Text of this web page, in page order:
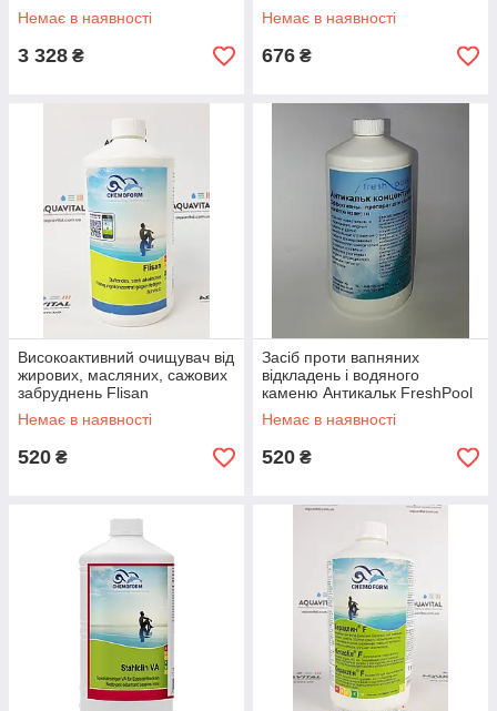
Немає в наявності
3 328 ₴
Randklar Chemoform, 1 л
Немає в наявності
676 ₴
Високоактивний очищувач від
жирових, масляних, сажових
забруднень Flisan
Chemoform, 1 л
Немає в наявності
520 ₴
Засіб проти вапняних
відкладень і водяного
каменю Антикальк FreshPool
1 л
Немає в наявності
520 ₴